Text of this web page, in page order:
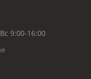
Вс 9:00-16:00